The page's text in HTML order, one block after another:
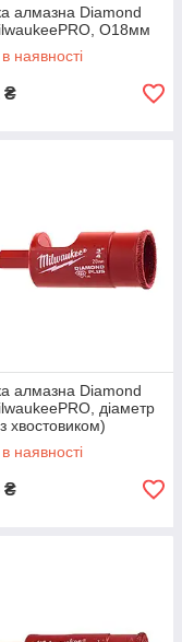
алмазна Diamond
O18мм
наявності
₴
алмазна Diamond
діаметр
хвостовиком)
наявності
₴